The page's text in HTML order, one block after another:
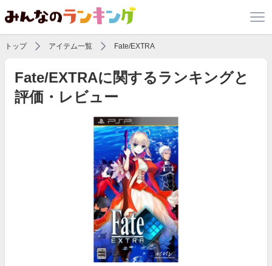
トップ アイテム一覧 Fate/EXTRA
Fate/EXTRAに関するランキングと
評価・レビュー